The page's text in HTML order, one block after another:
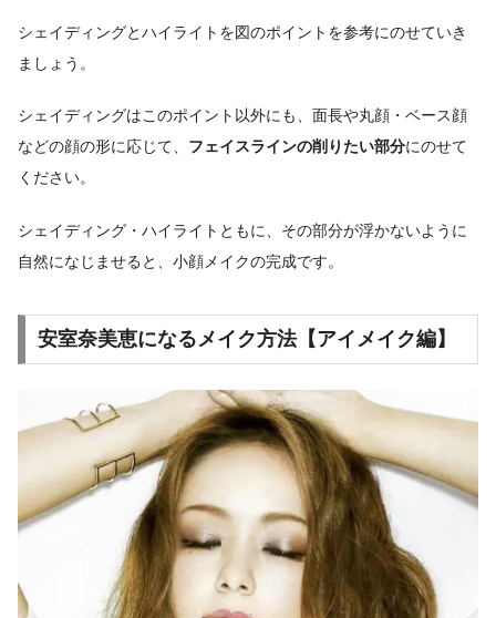
シェイディングとハイライトを図のポイントを参考にのせていき
ましょう。
シェイディングはこのポイント以外にも、面長や丸顔・ベース顔
などの顔の形に応じて、 フェイスラインの削りたい部分にのせて
ください。
シェイディング・ハイライトともに、その部分が浮かないように
自然になじませると、小顔メイクの完成です。
安室奈美恵になるメイク方法【アイメイク編】